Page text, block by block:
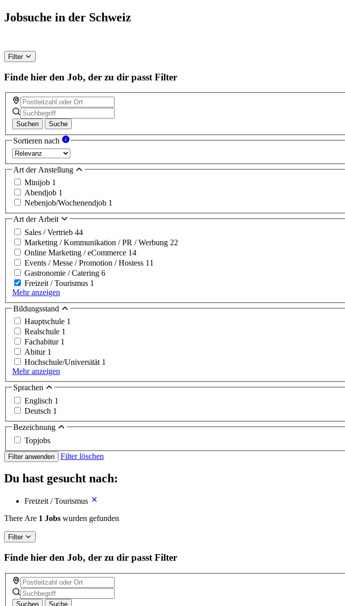
Jobsuche in der Schweiz
Filter
Finde hier den Job, der zu dir passt Filter
Suchen Suche
Sortieren nach
Art der Anstellung
Minijob 1
Abendjob 1
Nebenjob/Wochenendjob 1
Art der Arbeit
Sales / Vertrieb 44
Marketing / Kommunikation / PR / Werbung 22
Online Marketing / eCommerce 14
Events / Messe / Promotion / Hostess 11
Gastronomie / Catering 6
Freizeit / Tourismus 1
Mehr anzeigen
Bildungsstand
Hauptschule 1
Realschule 1
Fachabitur 1
Abitur 1
Hochschule/Universität 1
Mehr anzeigen
Sprachen
Englisch 1
Deutsch 1
Bezeichnung
Topjobs
Filter anwenden Filter löschen
Du hast gesucht nach:
Freizeit / Tourismus
There Are 1 Jobs wurden gefunden
Filter
Finde hier den Job, der zu dir passt Filter
Suchen Suche